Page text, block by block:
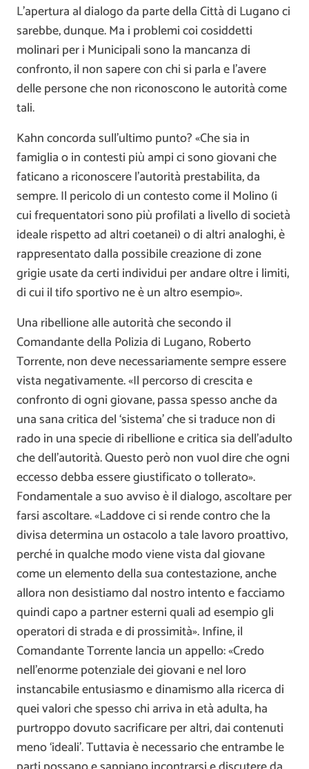
L’apertura al dialogo da parte della Città di Lugano ci
sarebbe, dunque. Ma i problemi coi cosiddetti
molinari per i Municipali sono la mancanza di
confronto, il non sapere con chi si parla e l’avere
delle persone che non riconoscono le autorità come
tali.
Kahn concorda sull’ultimo punto? «Che sia in
famiglia o in contesti più ampi ci sono giovani che
faticano a riconoscere l’autorità prestabilita, da
sempre. Il pericolo di un contesto come il Molino (i
cui frequentatori sono più profilati a livello di società
ideale rispetto ad altri coetanei) o di altri analoghi, è
rappresentato dalla possibile creazione di zone
grigie usate da certi individui per andare oltre i limiti,
di cui il tifo sportivo ne è un altro esempio».
Una ribellione alle autorità che secondo il
Comandante della Polizia di Lugano, Roberto
Torrente, non deve necessariamente sempre essere
vista negativamente. «Il percorso di crescita e
confronto di ogni giovane, passa spesso anche da
una sana critica del ‘sistema’ che si traduce non di
rado in una specie di ribellione e critica sia dell’adulto
che dell’autorità. Questo però non vuol dire che ogni
eccesso debba essere giustificato o tollerato».
Fondamentale a suo avviso è il dialogo, ascoltare per
farsi ascoltare. «Laddove ci si rende contro che la
divisa determina un ostacolo a tale lavoro proattivo,
perché in qualche modo viene vista dal giovane
come un elemento della sua contestazione, anche
allora non desistiamo dal nostro intento e facciamo
quindi capo a partner esterni quali ad esempio gli
operatori di strada e di prossimità». Infine, il
Comandante Torrente lancia un appello: «Credo
nell’enorme potenziale dei giovani e nel loro
instancabile entusiasmo e dinamismo alla ricerca di
quei valori che spesso chi arriva in età adulta, ha
purtroppo dovuto sacrificare per altri, dai contenuti
meno ‘ideali’. Tuttavia è necessario che entrambe le